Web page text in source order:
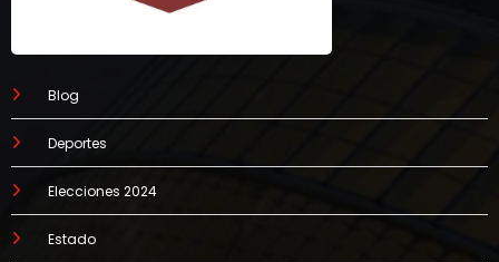
Blog
Deportes
Elecciones 2024
Estado